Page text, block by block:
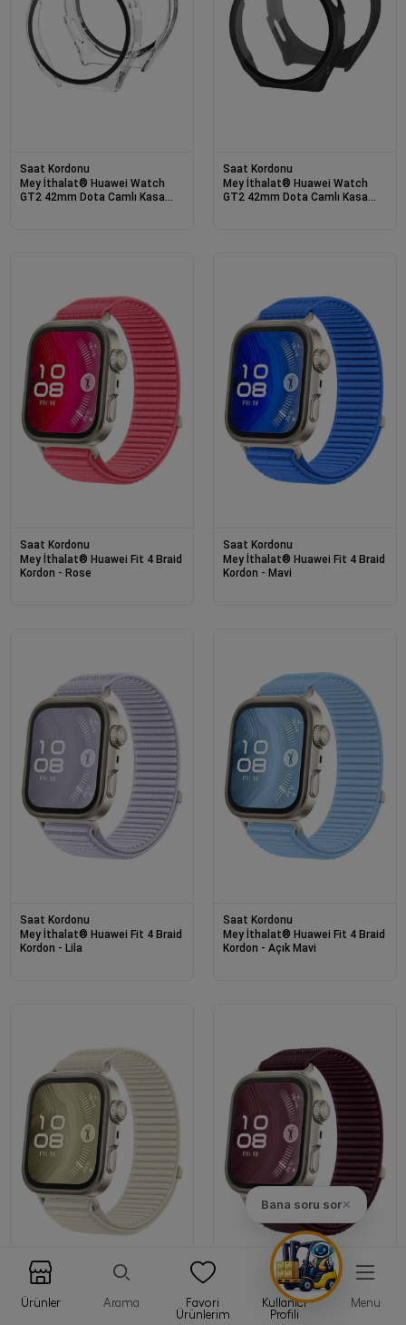
Bana soru sor✕
Ürünler Arama
Favori
Ürünlerim
Kullanıcı
Profili
Menu
Saat Kordonu
Mey İthalat® Huawei Watch
GT2 42mm Dota Camlı Kasa
Saat Kordonu
Mey İthalat® Huawei Watch
GT2 42mm Dota Camlı Kasa
Saat Kordonu
Mey İthalat® Huawei Fit 4 Braid
Kordon - Rose
Saat Kordonu
Mey İthalat® Huawei Fit 4 Braid
Kordon - Mavi
Saat Kordonu
Mey İthalat® Huawei Fit 4 Braid
Kordon - Lila
Saat Kordonu
Mey İthalat® Huawei Fit 4 Braid
Kordon - Açık Mavi
Saat Kordonu
Mey İthalat® Huawei Fit 4 Braid
Saat Kordonu
Mey İthalat® Huawei Fit 4 Braid